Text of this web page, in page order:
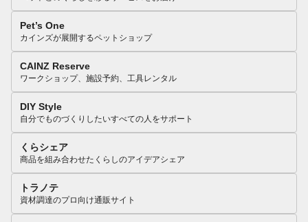
Pet’s One
カインズが展開するペットショップ
CAINZ Reserve
ワークショップ、施設予約、工具レンタル
DIY Style
自分でものづくりしたいすべての人をサポート
くらシェア
商品を組み合わせたくらしのアイデアシェア
トラノテ
資材調達のプロ向け通販サイト